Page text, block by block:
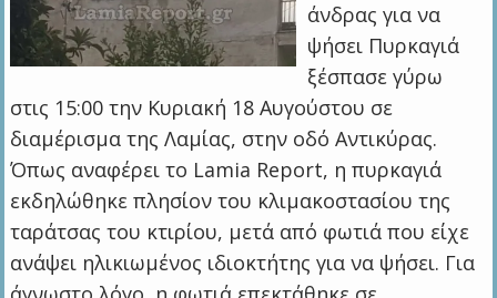
άνδρας για να
ψήσει Πυρκαγιά
ξέσπασε γύρω
στις 15:00 την Κυριακή 18 Αυγούστου σε
διαμέρισμα της Λαμίας, στην οδό Αντικύρας.
Όπως αναφέρει το Lamia Report, η πυρκαγιά
εκδηλώθηκε πλησίον του κλιμακοστασίου της
ταράτσας του κτιρίου, μετά από φωτιά που είχε
ανάψει ηλικιωμένος ιδιοκτήτης για να ψήσει. Για